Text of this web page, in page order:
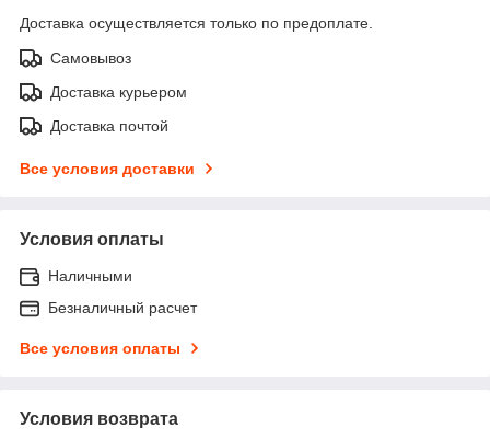
Доставка осуществляется только по предоплате.
Самовывоз
Доставка курьером
Доставка почтой
Все условия доставки
Условия оплаты
Наличными
Безналичный расчет
Все условия оплаты
Условия возврата